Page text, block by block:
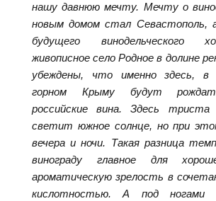
нашу давнюю мечту. Мечту о
новым домом стал Севастополь,
будущего винодельческого
живописное село Родное в долине
убеждены, что именно здесь, в
горном Крыму будут
российские вина. Здесь
светит южное солнце, но при
вечера и ночи. Такая разница
винограду главное для
ароматическую зрелость в
кислотностью. А под